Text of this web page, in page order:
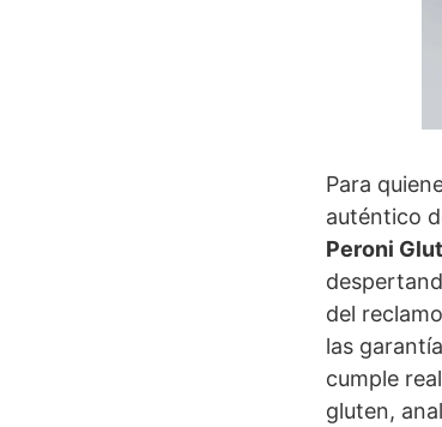
Para
auténtico
Peroni
del
las
cumple
gluten,